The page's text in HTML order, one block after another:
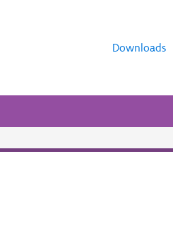
Downloads